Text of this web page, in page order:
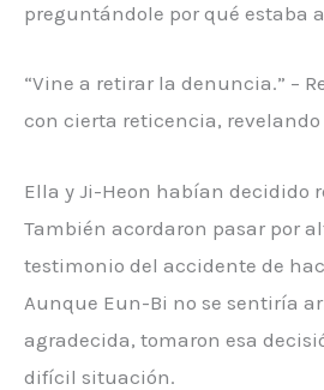
preguntándole por qué estaba
“Vine a retirar la denuncia.” –
con cierta reticencia, revelando
Ella y Ji-Heon habían decidido
También acordaron pasar por
testimonio del accidente de
Aunque Eun-Bi no se sentiría
agradecida, tomaron esa
difícil situación.